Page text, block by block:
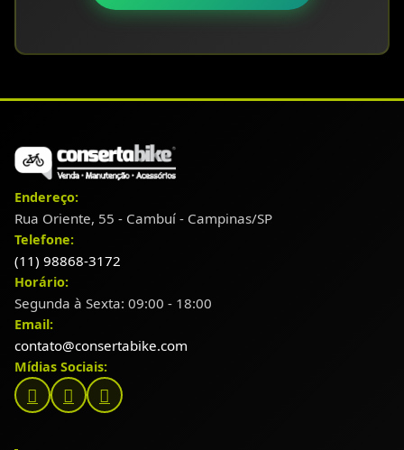
Endereço:
Rua Oriente, 55 - Cambuí - Campinas/SP
Telefone:
(11) 98868-3172
Horário:
Segunda à Sexta: 09:00 - 18:00
Email:
contato@consertabike.com
Mídias Sociais: